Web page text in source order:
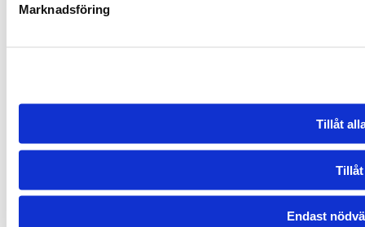
Marknadsföring
Tillåt
Endast